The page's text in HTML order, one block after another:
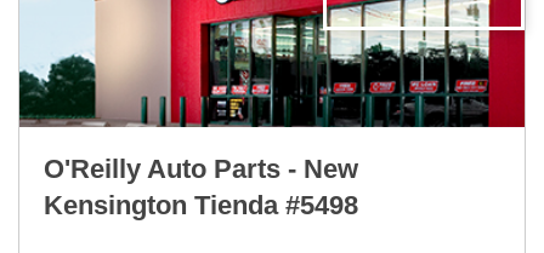
O'Reilly Auto Parts - New
Kensington Tienda #5498